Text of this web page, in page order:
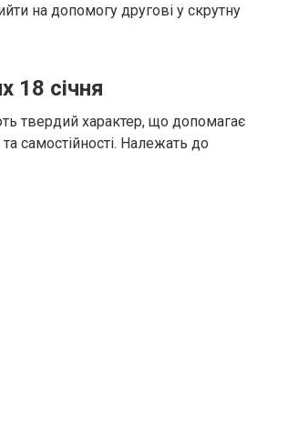
на допомогу другові у скрутну
18 січня
твердий характер, що допомагає
самостійності. Належать до